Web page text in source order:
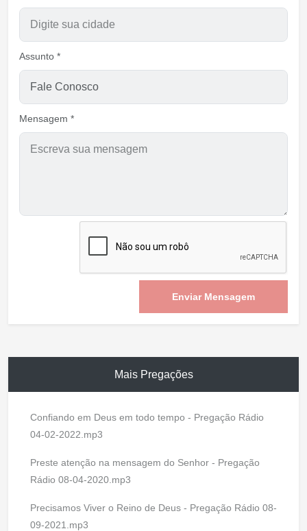
Assunto *
Mensagem *
Enviar Mensagem
Mais Pregações
Confiando em Deus em todo tempo - Pregação Rádio
04-02-2022.mp3
Preste atenção na mensagem do Senhor - Pregação
Rádio 08-04-2020.mp3
Precisamos Viver o Reino de Deus - Pregação Rádio 08-
09-2021.mp3